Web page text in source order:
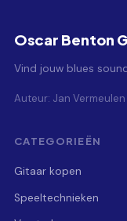
Oscar Benton
Vind jouw blues
Auteur: Jan Vermeulen
CATEGORIEËN
Gitaar kopen
Speeltechnieken